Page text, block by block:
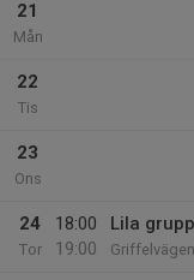
21
Mån
22
Tis
23
Ons
24
Tor
18:00
19:00
Lila